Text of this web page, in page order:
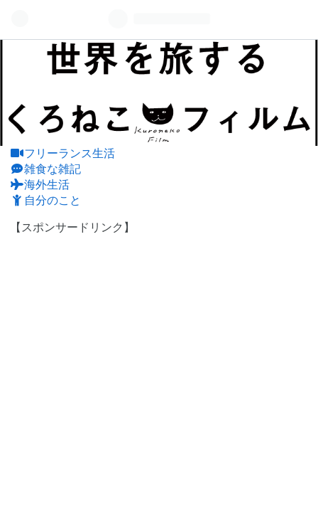
フリーランス生活
雑食な雑記
海外生活
自分のこと
【スポンサードリンク】